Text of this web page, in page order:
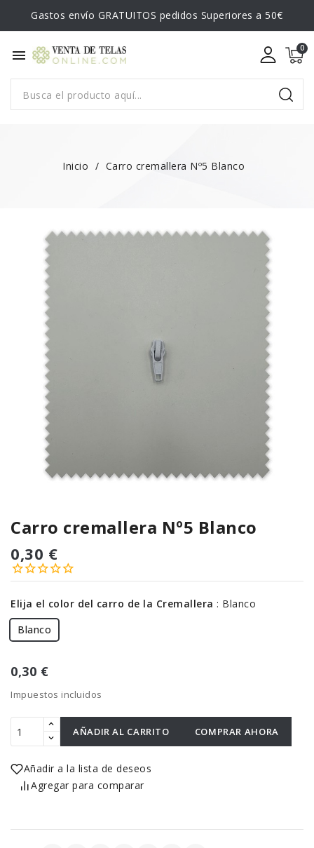
Gastos envío GRATUITOS pedidos Superiores a 50€
menu
Inicio Carro cremallera Nº5 Blanco
Carro cremallera Nº5 Blanco
0,30 €
Elija el color del carro de la Cremallera : Blanco
Blanco
0,30 €
Impuestos incluidos
AÑADIR AL CARRITO COMPRAR AHORA
Añadir a la lista de deseos
Agregar para comparar